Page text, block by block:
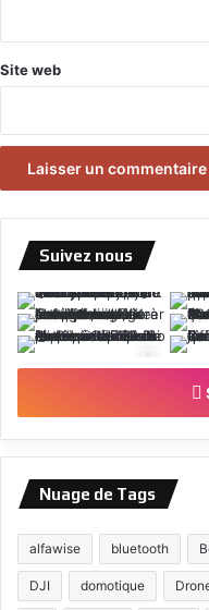
Site web
Suivez nous
Nuage de Tags
alfawise bluetooth
DJI domotique